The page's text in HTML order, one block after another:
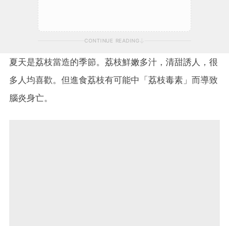
CONTINUE READING
夏天是荔枝當造的季節。荔枝鮮嫩多汁，清甜誘人，很
多人均喜歡。但進食荔枝有可能中「荔枝毒素」而導致
腦炎身亡。